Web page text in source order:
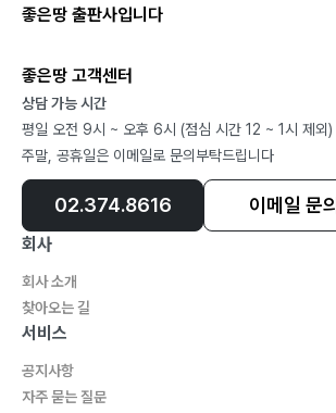
좋은땅 출판사입니다
좋은땅 고객센터
상담 가능 시간
평일 오전 9시 ~ 오후 6시 (점심 시간 12 ~ 1시 제외)
주말, 공휴일은 이메일로 문의부탁드립니다
02.374.8616 이메일 문의
회사
회사 소개
찾아오는 길
서비스
공지사항
자주 묻는 질문